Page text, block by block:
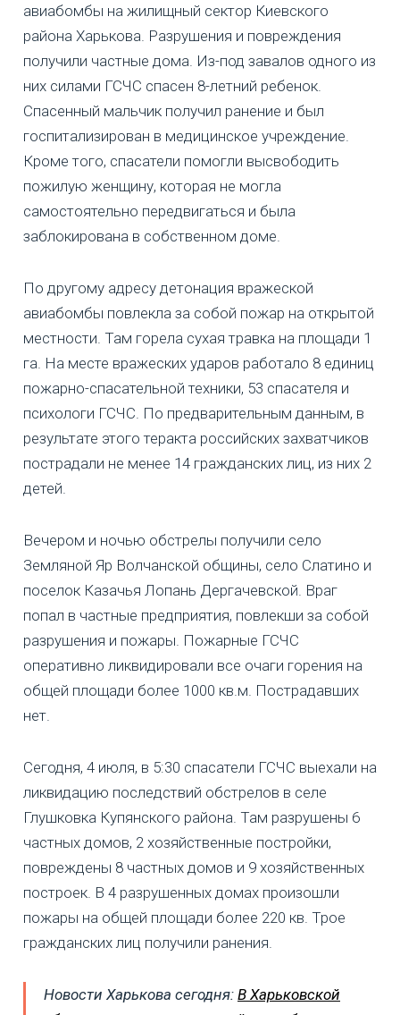
авиабомбы на жилищный сектор Киевского
района Харькова. Разрушения и повреждения
получили частные дома. Из-под завалов одного из
них силами ГСЧС спасен 8-летний ребенок.
Спасенный мальчик получил ранение и был
госпитализирован в медицинское учреждение.
Кроме того, спасатели помогли высвободить
пожилую женщину, которая не могла
самостоятельно передвигаться и была
заблокирована в собственном доме.
По другому адресу детонация вражеской
авиабомбы повлекла за собой пожар на открытой
местности. Там горела сухая травка на площади 1
га. На месте вражеских ударов работало 8 единиц
пожарно-спасательной техники, 53 спасателя и
психологи ГСЧС. По предварительным данным, в
результате этого теракта российских захватчиков
пострадали не менее 14 гражданских лиц, из них 2
детей.
Вечером и ночью обстрелы получили село
Земляной Яр Волчанской общины, село Слатино и
поселок Казачья Лопань Дергачевской. Враг
попал в частные предприятия, повлекши за собой
разрушения и пожары. Пожарные ГСЧС
оперативно ликвидировали все очаги горения на
общей площади более 1000 кв.м. Пострадавших
нет.
Сегодня, 4 июля, в 5:30 спасатели ГСЧС выехали на
ликвидацию последствий обстрелов в селе
Глушковка Купянского района. Там разрушены 6
частных домов, 2 хозяйственные постройки,
повреждены 8 частных домов и 9 хозяйственных
построек. В 4 разрушенных домах произошли
пожары на общей площади более 220 кв. Трое
гражданских лиц получили ранения.
Новости Харькова сегодня: В Харьковской